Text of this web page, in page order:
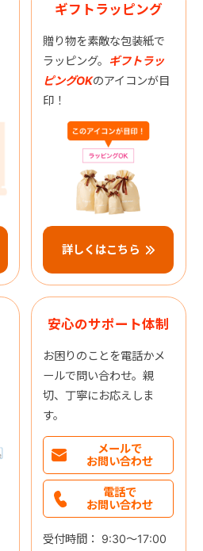
ギフトラッピング
贈り物を素敵な包装紙で
ラッピング。 ギフトラッ
ピングOKのアイコンが目
印！
詳しくはこちら
安心のサポート体制
お困りのことを電話かメ
ールで問い合わせ。親
切、丁寧にお応えしま
す。
メールで
お問い合わせ
電話で
お問い合わせ
受付時間： 9:30～17:00